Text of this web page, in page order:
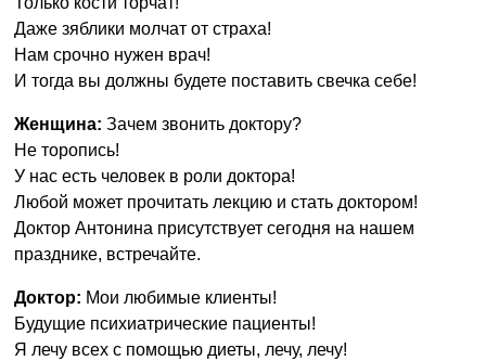
Даже зяблики молчат от страха!
Нам срочно нужен врач!
И тогда вы должны будете поставить свечка себе!
Женщина: Зачем звонить доктору?
Не торопись!
У нас есть человек в роли доктора!
Любой может прочитать лекцию и стать доктором!
Доктор Антонина присутствует сегодня на нашем
празднике, встречайте.
Доктор: Мои любимые клиенты!
Будущие психиатрические пациенты!
Я лечу всех с помощью диеты, лечу, лечу!